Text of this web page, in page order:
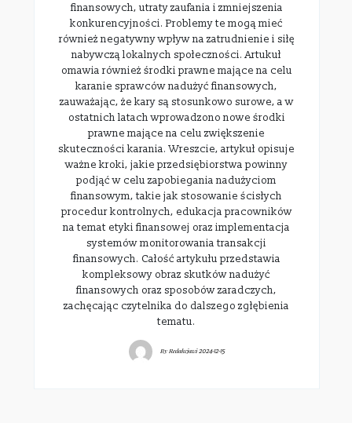
finansowych, utraty zaufania i zmniejszenia
konkurencyjności. Problemy te mogą mieć
również negatywny wpływ na zatrudnienie i siłę
nabywczą lokalnych społeczności. Artukuł
omawia również środki prawne mające na celu
karanie sprawców nadużyć finansowych,
zauważając, że kary są stosunkowo surowe, a w
ostatnich latach wprowadzono nowe środki
prawne mające na celu zwiększenie
skuteczności karania. Wreszcie, artykuł opisuje
ważne kroki, jakie przedsiębiorstwa powinny
podjąć w celu zapobiegania nadużyciom
finansowym, takie jak stosowanie ścisłych
procedur kontrolnych, edukacja pracowników
na temat etyki finansowej oraz implementacja
systemów monitorowania transakcji
finansowych. Całość artykułu przedstawia
kompleksowy obraz skutków nadużyć
finansowych oraz sposobów zaradczych,
zachęcając czytelnika do dalszego zgłębienia
tematu.
ByRedakcjawi 2024-12-15